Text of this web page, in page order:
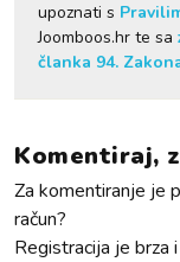
upoznati s
Joomboos.hr te sa
članka 94.
Komentiraj,
Za komentiranje je
račun?
Registracija je brza